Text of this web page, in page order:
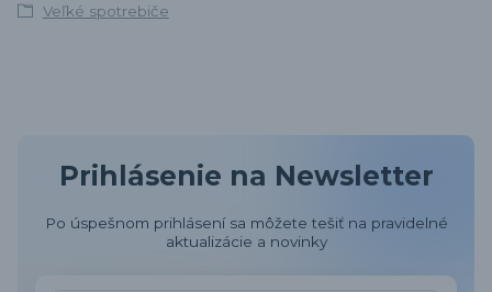
Veľké spotrebiče
Prihlásenie na Newsletter
Po úspešnom prihlásení sa môžete tešiť na pravidelné
aktualizácie a novinky